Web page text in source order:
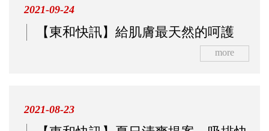
2021-09-24
【東和快訊】給肌膚最天然的呵護
more
2021-08-23